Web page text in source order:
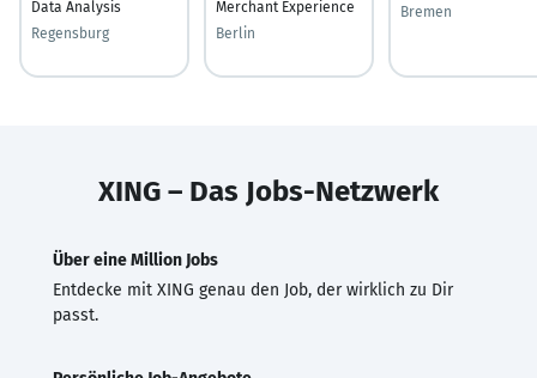
Data Analysis
Regensburg
Merchant Experience
Berlin
Bremen
XING – Das Jobs-Netzwerk
Über eine Million Jobs
Entdecke mit XING genau den Job, der wirklich zu Dir
passt.